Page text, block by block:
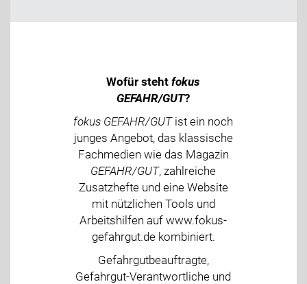
Wofür stehtfokus
GEFAHR/GUT?
fokus GEFAHR/GUTist ein noch
junges Angebot, das klassische
Fachmedien wie das Magazin
GEFAHR/GUT, zahlreiche
Zusatzhefte und eine Website
mit nützlichen Tools und
Arbeitshilfen auf www.fokus-
gefahrgut.de kombiniert.
Gefahrgutbeauftragte,
Gefahrgut-Verantwortliche und